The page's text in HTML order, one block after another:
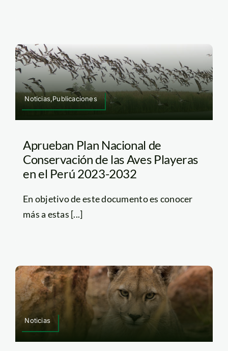
Noticias,Publicaciones
Aprueban Plan Nacional de
Conservación de las Aves Playeras
en el Perú 2023-2032
En objetivo de este documento es conocer
más a estas [...]
Noticias